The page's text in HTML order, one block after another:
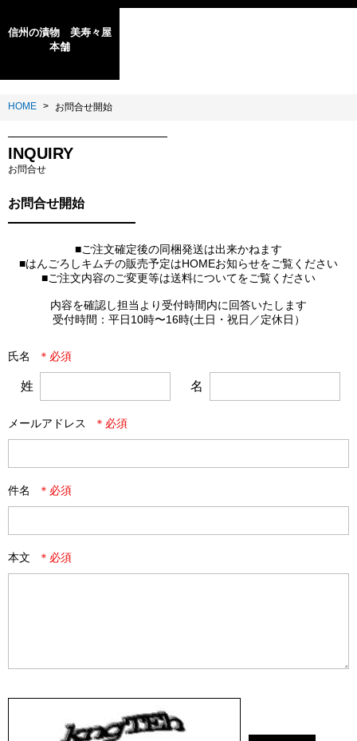
信州の漬物 美寿々屋
本舗
HOME お問合せ開始
INQUIRY
お問合せ
お問合せ開始
■ご注文確定後の同梱発送は出来かねます
■はんごろしキムチの販売予定はHOMEお知らせをご覧ください
■ご注文内容のご変更等は送料についてをご覧ください
内容を確認し担当より受付時間内に回答いたします
受付時間：平日10時〜16時(土日・祝日／定休日）
氏名
姓 名
メールアドレス
件名
本文